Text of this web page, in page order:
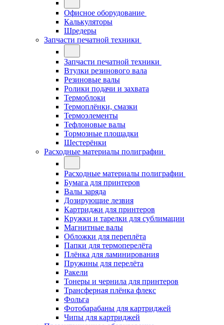
Офисное оборудование
Калькуляторы
Шредеры
Запчасти печатной техники
Запчасти печатной техники
Втулки резинового вала
Резиновые валы
Ролики подачи и захвата
Термоблоки
Термоплёнки, смазки
Термоэлементы
Тефлоновые валы
Тормозные площадки
Шестерёнки
Расходные материалы полиграфии
Расходные материалы полиграфии
Бумага для принтеров
Валы заряда
Дозирующие лезвия
Картриджи для принтеров
Кружки и тарелки для сублимации
Магнитные валы
Обложки для переплёта
Папки для термоперелёта
Плёнка для ламинирования
Пружины для перелёта
Ракели
Тонеры и чернила для принтеров
Трансферная плёнка флекс
Фольга
Фотобарабаны для картриджей
Чипы для картриджей